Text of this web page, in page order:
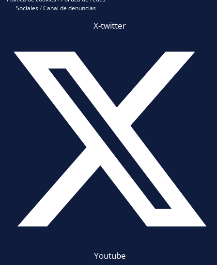
Sociales/Canal de denuncias
X-twitter
Youtube